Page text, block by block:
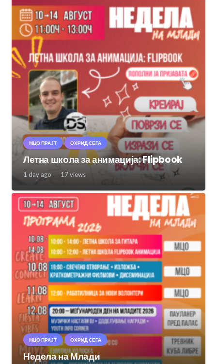
МЦО ПРАЈТ ОХРИД СЕГА
Летна школа за анимација: Flipbook
1 day ago 17views
МЦО ПРАЈТ ОХРИД СЕГА
Недела на Млади